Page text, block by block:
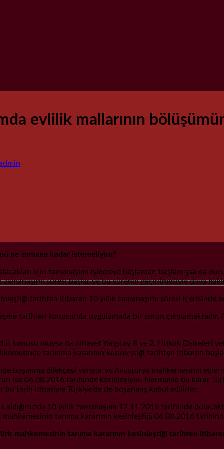
evlilik mallarının
ne zamana kadar istemeliyim?
için zamanaşımı işlemeye başlamaz, başlamışsa da
süresi başlar ve bu sürenin geçirilmesiyle dava
tarihten itibaren 10 yıllık zamanaşımı süresi içerisinde
tarihleri konusunda uygulamada bir sorun çıkmamaktadır.
konusu oluysa da nihayet Yargıtay 8 ve 2. Hukuk Daireleri
tanınma kararının kesinleştiği tarihten itibaren
boşanma dilekçesi veriyor ve Avusturya mahkemesinin
ise 06.08.2016 tarihinde kesinleşiyor. Normalde bu karar
tarih itibariyle Türkiye’de de boşanmış kabul edilirler.
10 yıllık zamanaşımı 12.11.2016 tarihinde
mahkemesinin tanıma kararının kesinleştiği 06.08.2016
mahkemesinin tanıma kararının kesinleştiği tarihten